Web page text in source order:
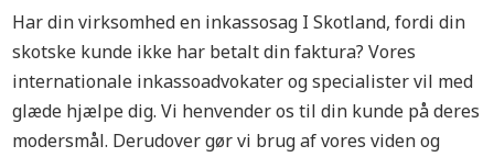
Har din virksomhed en inkassosag I Skotland, fordi din
skotske kunde ikke har betalt din faktura? Vores
internationale inkassoadvokater og specialister vil med
glæde hjælpe dig. Vi henvender os til din kunde på deres
modersmål. Derudover gør vi brug af vores viden og